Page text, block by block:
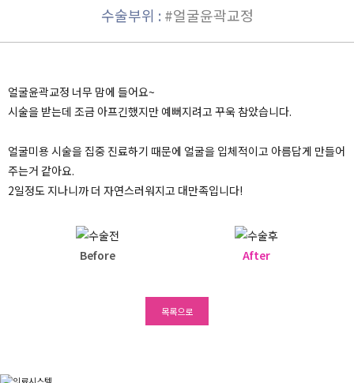
수술부위 : #얼굴윤곽교정
얼굴윤곽교정 너무 맘에 들어요~
시술을 받는데 조금 아프긴했지만 예뻐지려고 꾸욱 참았습니다.
얼굴미용 시술을 집중 진료하기 때문에 얼굴을 입체적이고 아름답게 만들어
주는거 같아요.
2일정도 지나니까 더 자연스러워지고 대만족입니다!
Before After
목록으로